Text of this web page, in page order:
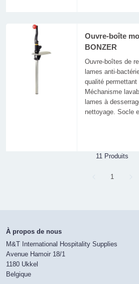
Ouvre-boîte
BONZER
Ouvre-boîtes de
lames anti-
qualité permettant
Méchanisme
lames à
nettoyage. Socle
11 Produits
Page
1
À propos de nous
M&T International Hospitality Supplies
Avenue Hamoir 18/1
1180 Ukkel
Belgique